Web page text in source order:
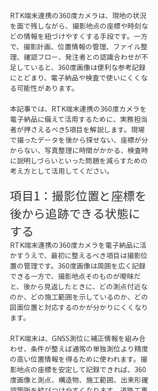
RTK端末連携の360度カメラは、現地の状況
を面で残しながら、撮影地点の座標や時刻な
どの情報を紐づけやすくする手段です。一方
で、撮影計画、位置情報の管理、ファイル整
理、確認フロー、発注者との認識合わせが不
足していると、360度画像は便利な参考記録
にとどまり、電子納品や検査で使いにくくな
る可能性があります。
本記事では、RTK端末連携の360度カメラを
電子納品に備えて活用するために、実務担当
者が押さえるべき5項目を解説します。現場
で撮ったデータを後から探せない、座標が分
からない、写真整理に時間がかかる、検査時
に説明しづらいといった問題を減らすための
考え方として活用してください。
項目1：撮影位置と座標を
後から追跡できる状態に
する
RTK端末連携の360度カメラを電子納品に活
かすうえで、最初に整えるべき項目は撮影位
置の管理です。360度画像は周囲を広く記録
できる一方で、撮影地点そのものが曖昧だ
と、後から見返したときに、どの測点付近な
のか、どの施工範囲を示しているのか、どの
図面位置と対応するのかが分かりにくくなり
ます。
RTK端末は、GNSS測位に補正情報を組み合
わせ、条件が整えば通常の単独測位より精度
の高い位置情報を得るために使われます。撮
影地点の座標を安定して記録できれば、360
度画像と測点、構造物、施工範囲、出来形確